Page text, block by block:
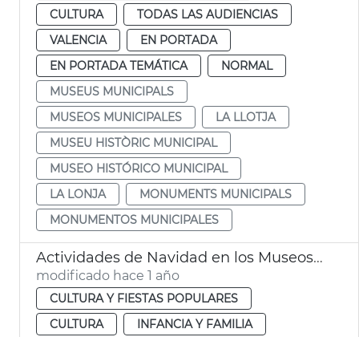
CULTURA
TODAS LAS AUDIENCIAS
VALENCIA
EN PORTADA
EN PORTADA TEMÁTICA
NORMAL
MUSEUS MUNICIPALS
MUSEOS MUNICIPALES
LA LLOTJA
MUSEU HISTÒRIC MUNICIPAL
MUSEO HISTÓRICO MUNICIPAL
LA LONJA
MONUMENTS MUNICIPALS
MONUMENTOS MUNICIPALES
Actividades de Navidad en los Museos de València
modificado hace 1 año
CULTURA Y FIESTAS POPULARES
CULTURA
INFANCIA Y FAMILIA